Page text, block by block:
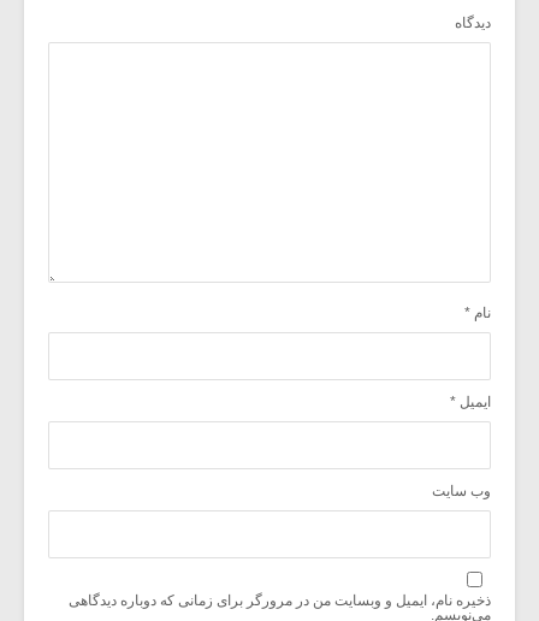
دیدگاه
نام *
ایمیل *
وب‌ سایت
ذخیره نام، ایمیل و وبسایت من در مرورگر برای زمانی که دوباره دیدگاهی
می‌نویسم.